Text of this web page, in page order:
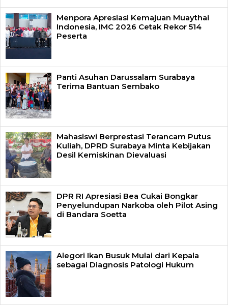
Menpora Apresiasi Kemajuan Muaythai
Indonesia, IMC 2026 Cetak Rekor 514
Peserta
Panti Asuhan Darussalam Surabaya
Terima Bantuan Sembako
Mahasiswi Berprestasi Terancam Putus
Kuliah, DPRD Surabaya Minta Kebijakan
Desil Kemiskinan Dievaluasi
DPR RI Apresiasi Bea Cukai Bongkar
Penyelundupan Narkoba oleh Pilot Asing
di Bandara Soetta
Alegori Ikan Busuk Mulai dari Kepala
sebagai Diagnosis Patologi Hukum